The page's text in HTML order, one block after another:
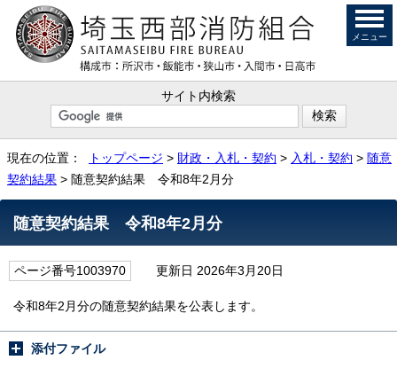
サイト内検索
メニュー
現在の位置： トップページ > 財政・入札・契約 > 入札・契約 > 随意
契約結果 > 随意契約結果 令和8年2月分
随意契約結果 令和8年2月分
ページ番号1003970 更新日 2026年3月20日
令和8年2月分の随意契約結果を公表します。
添付ファイル